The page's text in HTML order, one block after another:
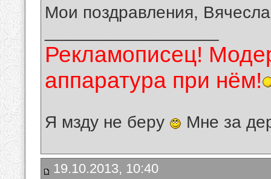
Мои поздравления,
Рекламописец!
аппаратура при нём!
Я мзду не беру Мне за
19.10.2013, 10:40